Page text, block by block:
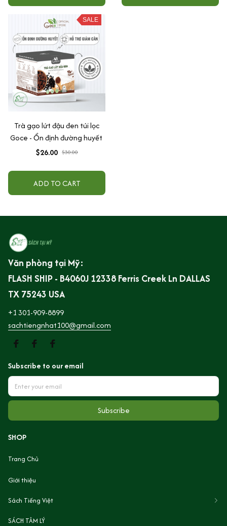
SALE
Trà gạo lứt đậu đen túi lọc
Goce - Ổn định đường huyết
$26.00 $30.00
ADD TO CART
Văn phòng tại Mỹ:
FLASH SHIP - B4060J 12338 Ferris Creek Ln DALLAS
TX 75243 USA
+1 301-909-8899
sachtiengnhat100@gmail.com
Subscribe to our email
Subscribe
SHOP
Trang Chủ
Giới thiệu
Sách Tiếng Việt
SÁCH TÂM LÝ